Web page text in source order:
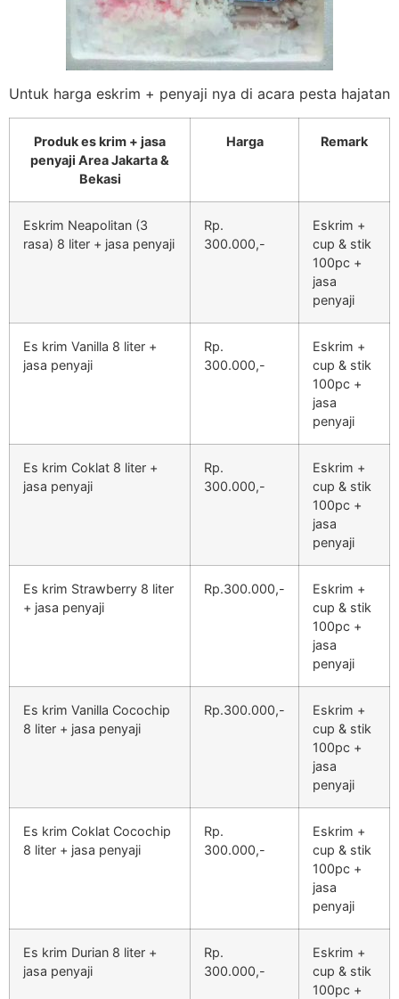
Untuk harga eskrim + penyaji nya di acara pesta hajatan
Produk es krim + jasa
penyaji Area Jakarta &
Bekasi
Harga Remark
Eskrim Neapolitan (3
rasa) 8 liter + jasa penyaji
Rp.
300.000,-
Eskrim +
cup & stik
100pc +
jasa
penyaji
Es krim Vanilla 8 liter +
jasa penyaji
Rp.
300.000,-
Eskrim +
cup & stik
100pc +
jasa
penyaji
Es krim Coklat 8 liter +
jasa penyaji
Rp.
300.000,-
Eskrim +
cup & stik
100pc +
jasa
penyaji
Es krim Strawberry 8 liter
+ jasa penyaji
Rp.300.000,-
Eskrim +
cup & stik
100pc +
jasa
penyaji
Es krim Vanilla Cocochip
8 liter + jasa penyaji
Rp.300.000,-
Eskrim +
cup & stik
100pc +
jasa
penyaji
Es krim Coklat Cocochip
8 liter + jasa penyaji
Rp.
300.000,-
Eskrim +
cup & stik
100pc +
jasa
penyaji
Es krim Durian 8 liter +
jasa penyaji
Rp.
300.000,-
Eskrim +
cup & stik
100pc +